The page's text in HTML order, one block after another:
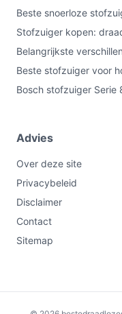
Beste snoerloze
Stofzuiger kopen:
Belangrijkste
Beste stofzuiger voor
Bosch stofzuiger Serie
Advies
Over deze site
Privacybeleid
Disclaimer
Contact
Sitemap